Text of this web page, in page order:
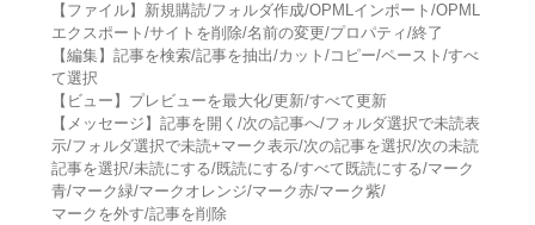
【ファイル】新規購読/フォルダ作成/OPMLインポート/OPML
エクスポート/サイトを削除/名前の変更/プロパティ/終了
【編集】記事を検索/記事を抽出/カット/コピー/ペースト/すべ
て選択
【ビュー】プレビューを最大化/更新/すべて更新
【メッセージ】記事を開く/次の記事へ/フォルダ選択で未読表
示/フォルダ選択で未読+マーク表示/次の記事を選択/次の未読
記事を選択/未読にする/既読にする/すべて既読にする/マーク
青/マーク緑/マークオレンジ/マーク赤/マーク紫/
マークを外す/記事を削除